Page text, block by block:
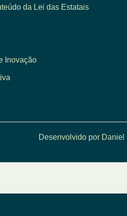
da Lei das Estatais
Inovação
Desenvolvido por Daniel